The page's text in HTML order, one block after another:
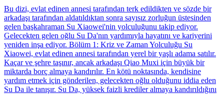
Bu dizi, evlat edinen annesi tarafından terk edildikten ve sözde bir
arkadaşı tarafından aldatıldıktan sonra sayısız zorluğun üstesinden
gelen başkahraman Su Xiaowei'nin yolculuğunu takip ediyor.
Gelecekten gelen oğlu Su Da'nın yardımıyla hayatını ve kariyerini
yeniden inşa ediyor. Bölüm 1: Kriz ve Zaman Yolculuğu Su
Xiaowei, evlat edinen annesi tarafından yerel bir yaşlı adama satılır.
Kaçar ve şehre taşınır, ancak arkadaşı Qiao Muxi için büyük bir
miktarda borç almaya kandırılır. En kötü noktasında, kendisine
yardım etmek için gönderilen, gelecekten oğlu olduğunu iddia eden
Su Da ile tanışır. Su Da, yüksek faizli krediler almaya kandırıldığını